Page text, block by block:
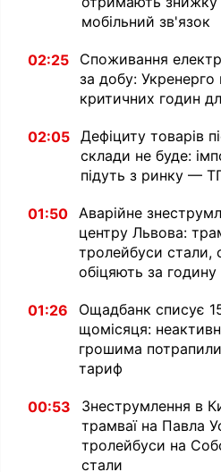
мобільний зв'язок
02:25
Споживання
за добу: Укренерго
критичних годин
02:05 Дефіциту товарів
склади не буде:
підуть з ринку —
01:50 Аварійне
центру Львова:
тролейбуси стали,
обіцяють за годину
01:26
Ощадбанк списує
щомісяця:
грошима
тариф
00:53
Знеструмлення в
трамваї на Павла
тролейбуси на
стали